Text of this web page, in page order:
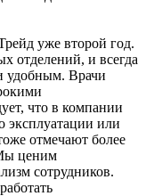
уже второй год.
отделений, и всегда
удобным. Врачи
что в компании
эксплуатации или
отмечают более
ценим
сотрудников.